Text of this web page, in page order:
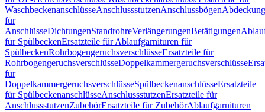
WaschbeckenanschlüsseAnschlussstutzenAnschlussbögen
für
AnschlüsseDichtungenStandrohreVerlängerungenBetätigungen
für SpülbeckenErsatzteile für Ablaufgarnituren für
SpülbeckenRohrbogengeruchsverschlüsseErsatzteile für
RohrbogengeruchsverschlüsseDoppelkammergeruchsverschlüsse
für
DoppelkammergeruchsverschlüsseSpülbeckenanschlüsseErsatzteile
für SpülbeckenanschlüsseAnschlussstutzenErsatzteile für
AnschlussstutzenZubehörErsatzteile für ZubehörAblaufgarnituren